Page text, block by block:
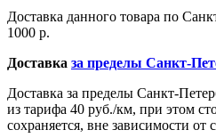
Доставка данного товара по
1000 р.
Доставка за пределы Санкт-
Доставка за пределы Санкт-
из тарифа 40 руб./км, при этом
сохраняется, вне зависимости от